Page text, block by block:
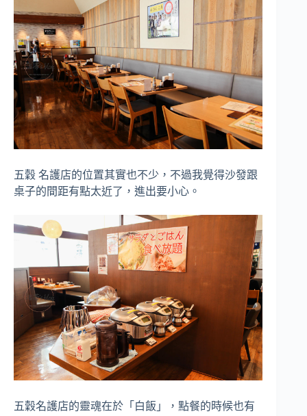
五穀 名護店的位置其實也不少，不過我覺得沙發跟
桌子的間距有點太近了，進出要小心。
五穀名護店的靈魂在於「白飯」，點餐的時候也有